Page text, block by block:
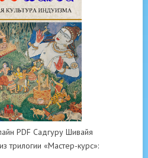
PDF Садгуру Шивайя
трилогии «Мастер-курс»: